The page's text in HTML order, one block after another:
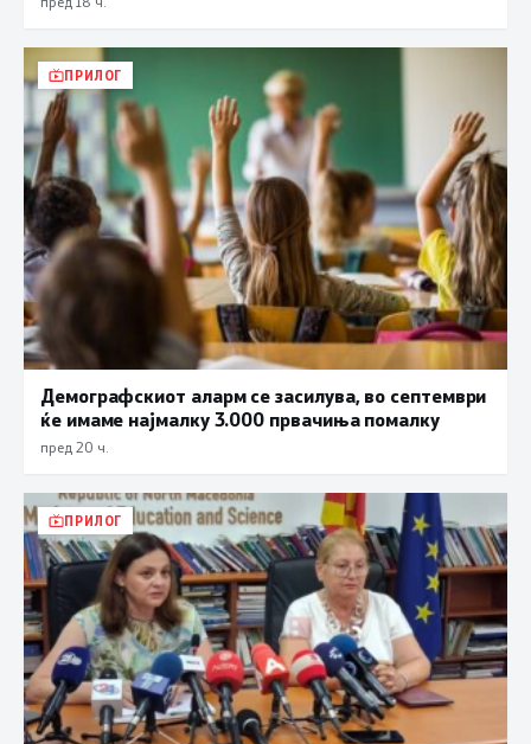
ПРИЛОГ
Демографскиот аларм се засилува, во септември
ќе имаме најмалку 3.000 првачиња помалку
пред 20 ч.
ПРИЛОГ